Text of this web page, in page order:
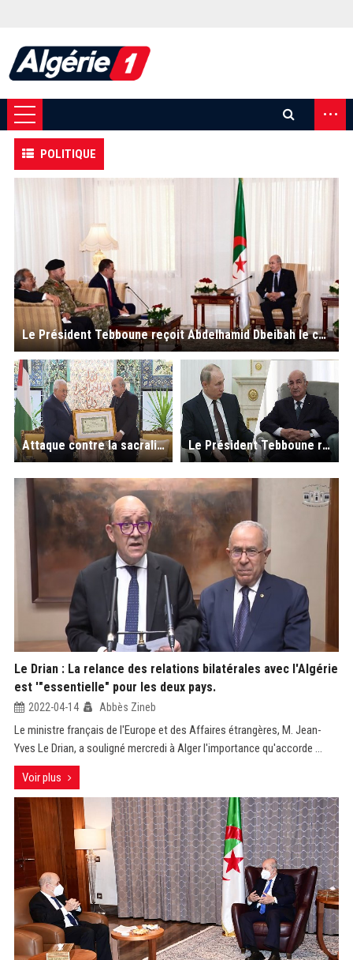
...
POLITIQUE
Le Président Tebboune reçoit Abdelhamid Dbeibah le chef du Gouvernement d'Unité nationale de Libye
Attaque contre la sacralité d’Al- Aqsa : le Président Tebboune écrit à Guterres, pointe des «développements graves» Le Président Tebboune reçoit un appel téléphonique du président Poutine
Le Drian : La relance des relations bilatérales avec l'Algérie
est '"essentielle" pour les deux pays.
2022-04-14 Abbès Zineb
Le ministre français de l'Europe et des Affaires étrangères, M. Jean-
Yves Le Drian, a souligné mercredi à Alger l'importance qu'accorde ...
Voir plus